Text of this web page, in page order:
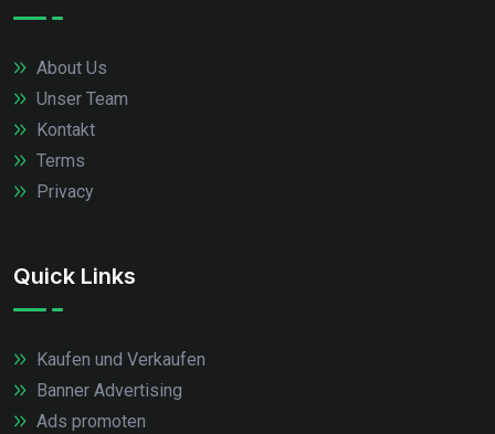
About Us
Unser Team
Kontakt
Terms
Privacy
Quick Links
Kaufen und Verkaufen
Banner Advertising
Ads promoten